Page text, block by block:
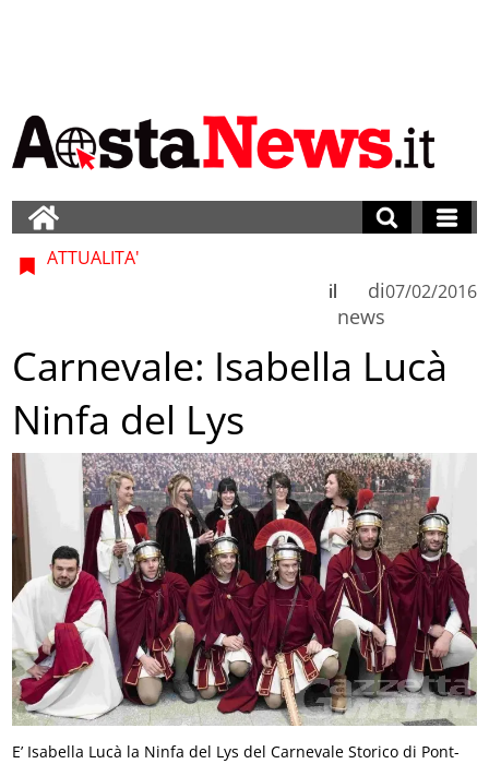
ATTUALITA'
di
news
il 07/02/2016
Carnevale: Isabella Lucà
Ninfa del Lys
E’ Isabella Lucà la Ninfa del Lys del Carnevale Storico di Pont-